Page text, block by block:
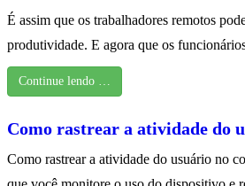
É assim que os trabalhadores remotos
produtividade. E agora que os
Continue lendo …
Como rastrear a atividade do
Como rastrear a atividade do usuário no